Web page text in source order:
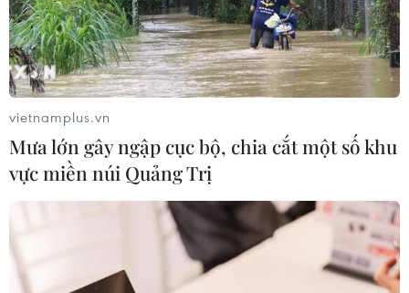
Diễn tiến vụ phát hiện 39 thi thể
trong chiếc container tại Anh
Xem thêm
vietnamplus.vn
Mưa lớn gây ngập cục bộ, chia cắt một số khu
vực miền núi Quảng Trị